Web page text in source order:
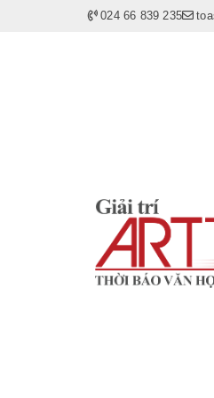
024 66 839 235